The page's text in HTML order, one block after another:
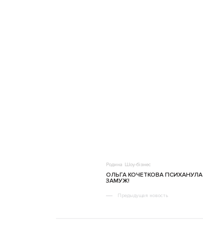
Родина Шоу-бізнес
ОЛЬГА КОЧЕТКОВА ПСИХАНУЛА
ЗАМУЖ!
Предыдущая новость